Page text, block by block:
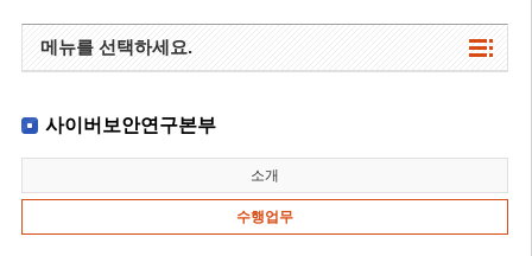
메뉴를 선택하세요.
사이버보안연구본부
소개
수행업무